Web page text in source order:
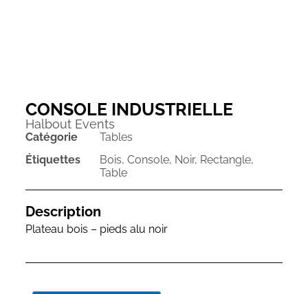
CONSOLE INDUSTRIELLE
Halbout Events
Catégorie
Tables
Étiquettes
Bois, Console, Noir, Rectangle,
Table
Description
Plateau bois – pieds alu noir